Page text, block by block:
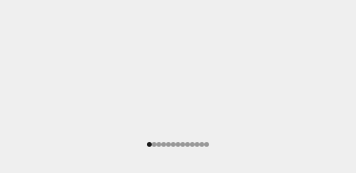
Menj az elemhez 1
Menj az elemhez 2
Menj az elemhez 3
Menj az elemhez 4
Menj az elemhez 5
Menj az elemhez 6
Menj az elemhez 7
Menj az elemhez 8
Menj az elemhez 9
Menj az elemhez 10
Menj az elemhez 11
Menj az elemhez 12
Menj az elemhez 13